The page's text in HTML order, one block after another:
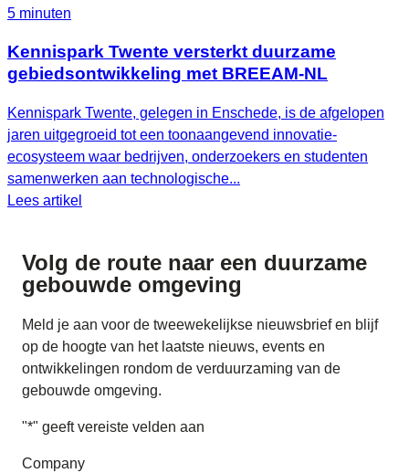
5 minuten
Kennispark Twente versterkt duurzame
gebiedsontwikkeling met BREEAM‑NL
Kennispark Twente, gelegen in Enschede, is de afgelopen
jaren uitgegroeid tot een toonaangevend innovatie-
ecosysteem waar bedrijven, onderzoekers en studenten
samenwerken aan technologische...
Lees artikel
Volg de route naar een duurzame
gebouwde omgeving
Meld je aan voor de tweewekelijkse nieuwsbrief en blijf
op de hoogte van het laatste nieuws, events en
ontwikkelingen rondom de verduurzaming van de
gebouwde omgeving.
"*" geeft vereiste velden aan
Company